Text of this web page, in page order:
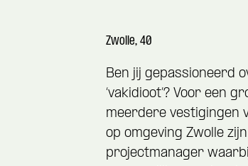
Zwolle, 40
Ben jij gepassioneerd
‘vakidioot’? Voor een
meerdere vestigingen
op omgeving Zwolle
projectmanager